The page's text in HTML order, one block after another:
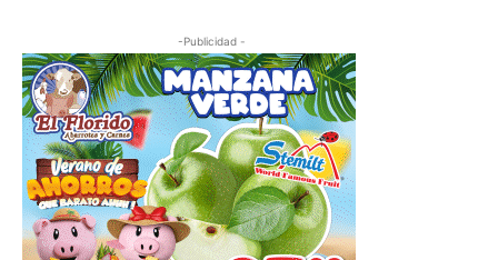
-Publicidad -